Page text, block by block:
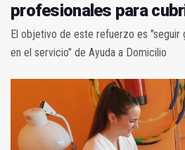
profesionales para
El objetivo de este refuerzo es "seguir
en el servicio" de Ayuda a Domicilio